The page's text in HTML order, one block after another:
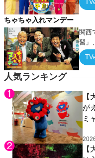
人気ランキング
【
が
ミ
展
【
ちゃちゃ入れマンデー
関西
習」
るテ
てい